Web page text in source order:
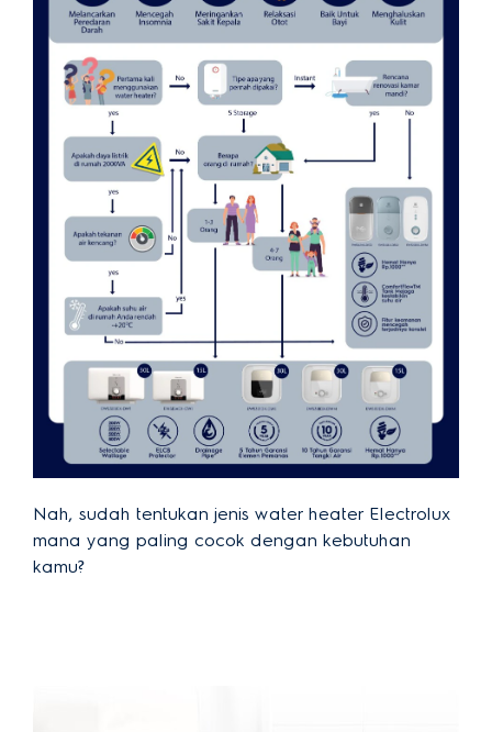
Nah, sudah tentukan jenis water heater Electrolux
mana yang paling cocok dengan kebutuhan
kamu?